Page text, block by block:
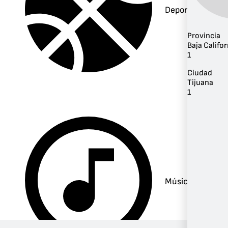
Deportes
Música
Provincia
Baja
1
Ciudad
Tijuana
1